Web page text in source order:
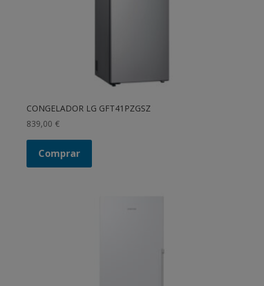
CONGELADOR LG GFT41PZGSZ
839,00 €
Comprar